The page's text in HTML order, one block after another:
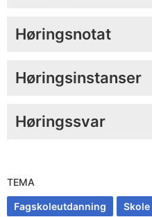
Høringsnotat
Høringsinstanser
Høringssvar
TEMA
Fagskoleutdanning